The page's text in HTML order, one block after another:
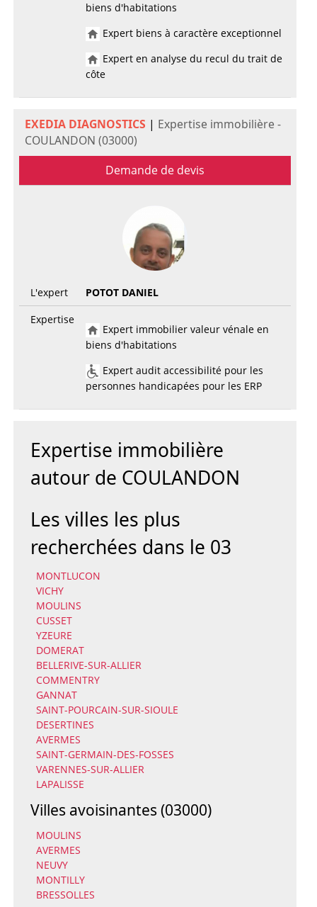
biens d'habitations
Expert biens à caractère exceptionnel
Expert en analyse du recul du trait de
côte
EXEDIA DIAGNOSTICS | Expertise immobilière -
COULANDON (03000)
Demande de devis
L'expert
POTOT DANIEL
Expertise
Expert immobilier valeur vénale en
biens d'habitations
Expert audit accessibilité pour les
personnes handicapées pour les ERP
Expertise immobilière
autour de COULANDON
Les villes les plus
recherchées dans le 03
MONTLUCON
VICHY
MOULINS
CUSSET
YZEURE
DOMERAT
BELLERIVE-SUR-ALLIER
COMMENTRY
GANNAT
SAINT-POURCAIN-SUR-SIOULE
DESERTINES
AVERMES
SAINT-GERMAIN-DES-FOSSES
VARENNES-SUR-ALLIER
LAPALISSE
Villes avoisinantes (03000)
MOULINS
AVERMES
NEUVY
MONTILLY
BRESSOLLES